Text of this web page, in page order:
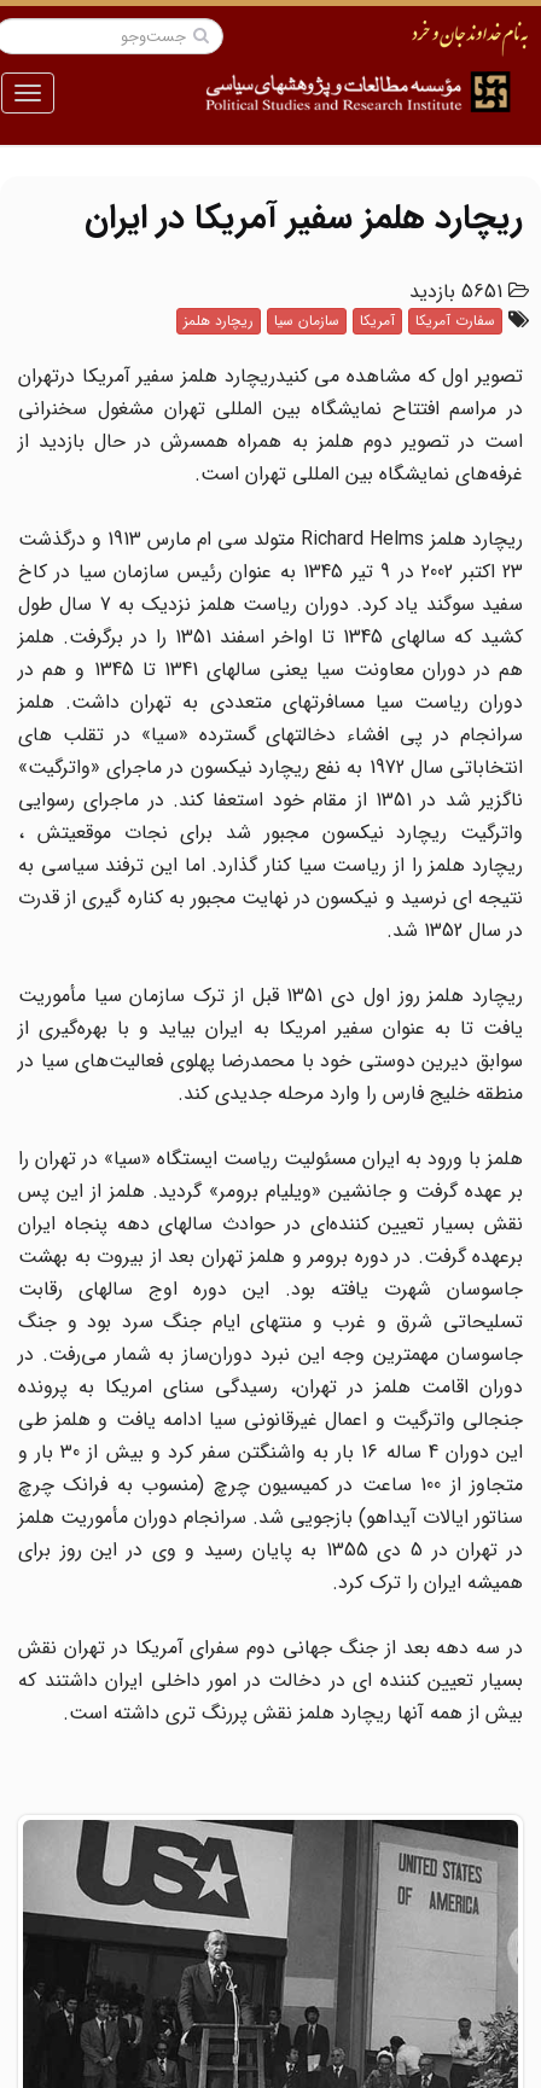
منو
ریچارد هلمز سفیر آمریکا در ایران
5651 بازدید
سفارت آمریکا آمریکا سازمان سیا ریچارد هلمز
تصویر اول که مشاهده می کنیدریچارد هلمز سفیر آمریکا درتهران
در مراسم افتتاح نمایشگاه بین المللی تهران مشغول سخنرانی
است در تصویر دوم هلمز به همراه همسرش در حال بازدید از
غرفه‌های نمایشگاه بین المللی تهران است.
ریچارد هلمز Richard Helms متولد سی ام مارس 1913 و درگذشت
23 اکتبر 2002 در 9 تیر 1345 به عنوان رئیس سازمان سیا در کاخ
سفید سوگند یاد کرد. دوران ریاست هلمز نزدیک به 7 سال طول
کشید که سالهای 1345 تا اواخر اسفند 1351 را در برگرفت. هلمز
هم در دوران معاونت سیا یعنی سالهای 1341 تا 1345 و هم در
دوران ریاست سیا مسافرتهای متعددی به تهران داشت. هلمز
سرانجام در پی افشاء دخالتهای گسترده «سیا» در تقلب های
انتخاباتی سال 1972 به نفع ریچارد نیکسون در ماجرای «واترگیت»
ناگزیر شد در 1351 از مقام خود استعفا کند. در ماجرای رسوایی
واترگیت ریچارد نیکسون مجبور شد برای نجات موقعیتش ،
ریچارد هلمز را از ریاست سیا کنار گذارد. اما این ترفند سیاسی به
نتیجه ای نرسید و نیکسون در نهایت مجبور به کناره گیری از قدرت
در سال 1352 شد.
ریچارد هلمز روز اول دی 1351 قبل از ترک سازمان سیا مأموریت
یافت تا به عنوان سفیر امریکا به ایران بیاید و با بهره‌گیری از
سوابق دیرین دوستی خود با محمدرضا پهلوی فعالیت‌های سیا در
منطقه خلیج‌ فارس را وارد مرحله جدیدی کند.
هلمز با ورود به ایران مسئولیت ریاست ایستگاه «سیا» در تهران را
بر عهده گرفت و جانشین «ویلیام برومر» گردید. هلمز از این پس
نقش بسیار تعیین‌ کننده‌ای در حوادث سالهای دهه پنجاه ایران
برعهده گرفت. در دوره برومر و هلمز تهران بعد از بیروت به بهشت
جاسوسان شهرت یافته بود. این دوره اوج سالهای رقابت
تسلیحاتی شرق و غرب و منتهای ایام جنگ سرد بود و جنگ
جاسوسان مهمترین وجه این نبرد دوران‌ساز به شمار می‌رفت. در
دوران اقامت هلمز در تهران، رسیدگی سنای امریکا به پرونده
جنجالی واترگیت و اعمال غیرقانونی سیا ادامه یافت و هلمز طی
این دوران 4 ساله 16 بار به واشنگتن سفر کرد و بیش از 30 بار و
متجاوز از 100 ساعت در کمیسیون چرچ (منسوب به فرانک چرچ
سناتور ایالات آیداهو) بازجویی شد. سرانجام دوران مأموریت هلمز
در تهران در 5 دی 1355 به پایان رسید و وی در این روز برای
همیشه ایران را ترک کرد.
در سه دهه بعد از جنگ جهانی دوم سفرای آمریکا در تهران نقش
بسیار تعیین کننده ای در دخالت در امور داخلی ایران داشتند که
بیش از همه آنها ریچارد هلمز نقش پررنگ تری داشته است.